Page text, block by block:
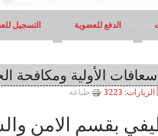
الدفع للعضوية التسجيل
الأولية ومكافحة
الزيارات: 3223 طباعة
بقسم الامن